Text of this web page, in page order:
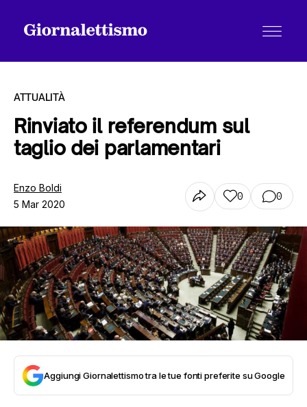
Tutti gli articoli
Chi siamo
Contatti
ATTUALITÀ
Rinviato il referendum sul
taglio dei parlamentari
Enzo Boldi
5 Mar 2020
0 0
Aggiungi Giornalettismo tra le tue fonti preferite su Google